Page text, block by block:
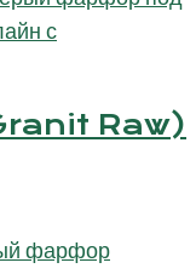
(Granit Raw)